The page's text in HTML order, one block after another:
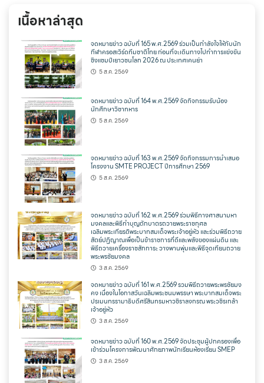
เนื้อหาล่าสุด
จดหมายข่าว ฉบับที่ 165 พ.ศ.2569 ร่วมเป็นกำลังใจให้กับนัก
กีฬาครอสเวิร์ดทีมชาติไทย ก่อนที่จะเดินทางไปทำการแข่งขัน
ชิงแชมป์เยาวชนโลก 2026 ณ ประเทศเคนย่า
5 ส.ค. 2569
จดหมายข่าว ฉบับที่ 164 พ.ศ.2569 จัดกิจกรรมรับน้อง
นักศึกษาวิชาทหาร
5 ส.ค. 2569
จดหมายข่าว ฉบับที่ 163 พ.ศ.2569 จัดกิจกรรมการนำเสนอ
โครงงาน SMTE PROJECT ปีการศึกษา 2569
5 ส.ค. 2569
จดหมายข่าว ฉบับที่ 162 พ.ศ.2569 ร่วมพิธีทางศาสนามหา
มงคลและพิธีทำบุญตักบาตรถวายพระราชกุศล
เฉลิมพระเกียรติพระบาทสมเด็จพระเจ้าอยู่หัว และร่วมพิธีถวาย
สัตย์ปฏิญาณเพื่อเป็นข้าราชการที่ดีและพลังของแผ่นดิน และ
พิธีถวายเครื่องราชสักการะ วางพานพุ่มและพิธีจุดเทียนถวาย
พระพรชัยมงคล
3 ส.ค. 2569
จดหมายข่าว ฉบับที่ 161 พ.ศ.2569 รวมพิธีถวายพระพรชัยมง
คง เนื่องในโอกาสวันเฉลิมพระชนมพรรษา พระบาทสมเด็จพระ
ปรเมนทรรามาธิบดีศรีสินทรมหาวชิราลงกรณ พระวชิรเกล้า
เจ้าอยู่หัว
3 ส.ค. 2569
จดหมายข่าว ฉบับที่ 160 พ.ศ.2569 จัดประชุมผู้ปกครองเพื่อ
เข้าร่วมโครงการพัฒนาศักยภาพนักเรียนห้องเรียน SMEP
3 ส.ค. 2569